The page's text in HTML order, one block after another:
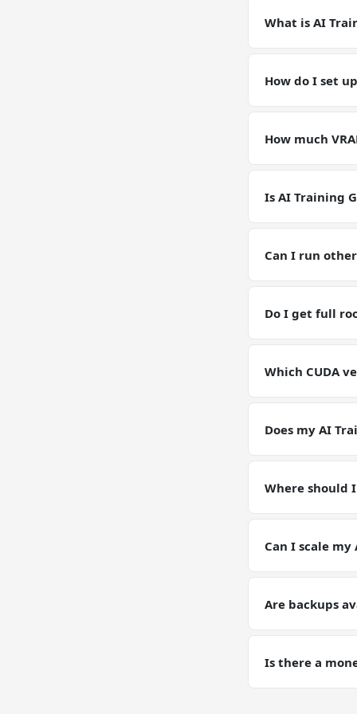
What is AI
accelerated
How do I set
accelerate &&
How much
Training
Is AI Training
for current GPU
Can I run
RAM / storage
Do I get full
environment for
Which CUDA
pin or upgrade
Does my AI
Models, configs,
Where should
(weights,
Can I scale my
tier on request.
Are backups
training runs
Is there a